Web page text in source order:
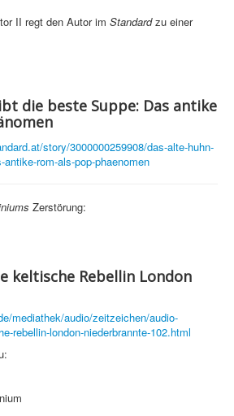
II regt den Autor im Standardzu einer
die beste Suppe: Das antike
story/3000000259908/das-alte-huhn-
rom-als-pop-phaenomen
Zerstörung:
keltische Rebellin London
mediathek/audio/zeitzeichen/audio-
rebellin-london-niederbrannte-102.html